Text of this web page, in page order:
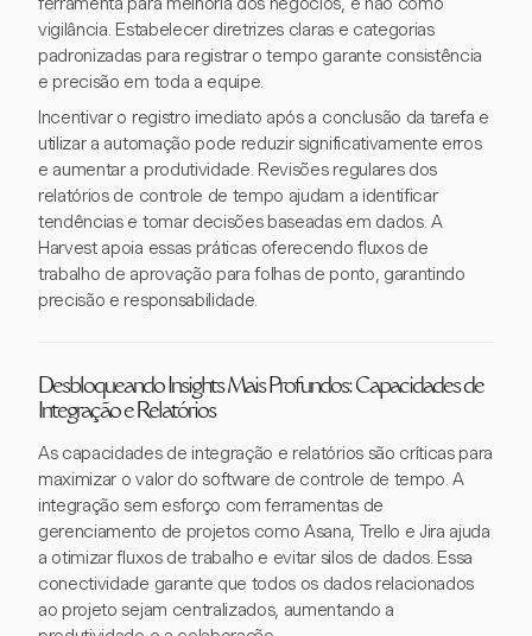
vigilância. Estabelecer diretrizes claras e categorias
padronizadas para registrar o tempo garante consistência
e precisão em toda a equipe.
Incentivar o registro imediato após a conclusão da tarefa e
utilizar a automação pode reduzir significativamente erros
e aumentar a produtividade. Revisões regulares dos
relatórios de controle de tempo ajudam a identificar
tendências e tomar decisões baseadas em dados. A
Harvest apoia essas práticas oferecendo fluxos de
trabalho de aprovação para folhas de ponto, garantindo
precisão e responsabilidade.
Desbloqueando Insights Mais Profundos: Capacidades de
Integração e Relatórios
As capacidades de integração e relatórios são críticas para
maximizar o valor do software de controle de tempo. A
integração sem esforço com ferramentas de
gerenciamento de projetos como Asana, Trello e Jira ajuda
a otimizar fluxos de trabalho e evitar silos de dados. Essa
conectividade garante que todos os dados relacionados
ao projeto sejam centralizados, aumentando a